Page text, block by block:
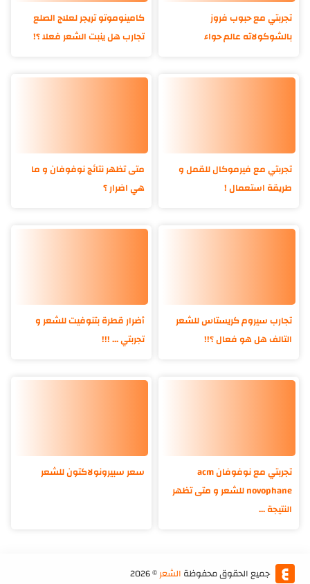
تجربتي مع حبوب فروز
بالشوكولاته عالم حواء
كامينوموتو تريجر لعلاج الصلع
تجارب هل ينبت الشعر فعلا ؟!
تجربتي مع فيرموكال للقمل و
طريقة استعمال !
متى تظهر نتائج نوفوفان و ما
هي اضرار ؟
تجارب سيروم كريستاس للشعر
التالف هل هو فعال ؟!!
أضرار قطرة بتنوفيت للشعر و
تجربتي ... !!!
تجربتي مع نوفوفان acm
novophane للشعر و متى تظهر
النتيجة ...
سعر سبيرونولاكتون للشعر
جميع الحقوق محفوظةالشعر©
2026